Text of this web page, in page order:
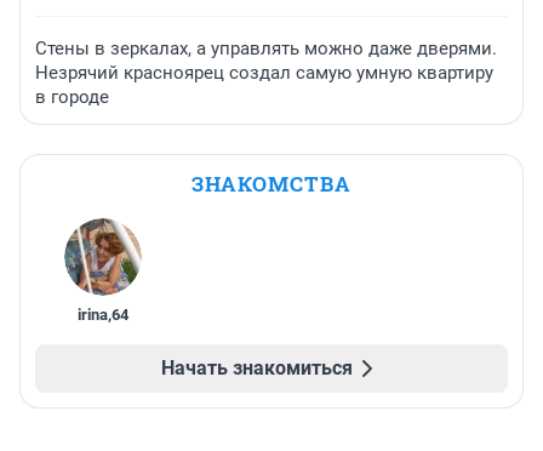
Стены в зеркалах, а управлять можно даже дверями.
Незрячий красноярец создал самую умную квартиру
в городе
ЗНАКОМСТВА
irina,64
Начать знакомиться